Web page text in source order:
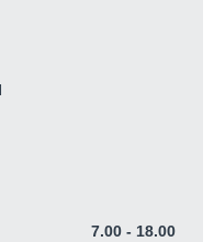
7.00 - 18.00